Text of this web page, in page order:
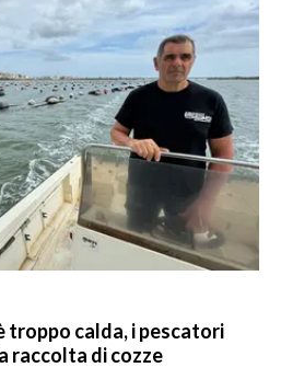
troppo calda, i pescatori
raccolta di cozze